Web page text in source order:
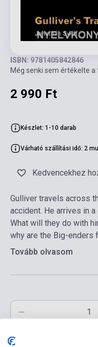
ISBN: 9781405842846
Még senki sem értékelte
2 990 Ft
Készlet: 1-10 darab
Várható szállítási idő: 2
Kedvencekhez
Gulliver travels across
accident. He arrives in
What will they do with
why are the Big-enders
Tovább olvasom